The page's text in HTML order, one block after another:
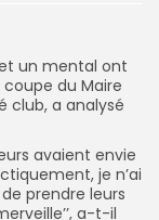
et un mental ont
du Maire
club, a analysé
avaient envie
je n’ai
prendre leurs
a-t-il